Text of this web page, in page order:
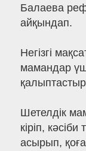
Балаева
айқындап.
Негізгі
мамандар
Шетелдік
кіріп,
асырып,